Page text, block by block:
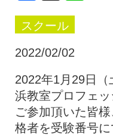
スクール
トップチーム
スクール
2022/02/02
2022年1月29日
浜教室プロフェ
ご参加頂いた皆
格者を受験番号に